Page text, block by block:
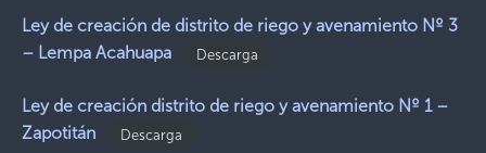
Ley de creación de distrito de riego y avenamiento Nº 3
– Lempa Acahuapa
Descarga
Ley de creación distrito de riego y avenamiento Nº 1 –
Zapotitán
Descarga